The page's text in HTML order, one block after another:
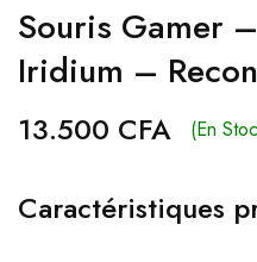
Souris Gamer
Iridium –
13.500 CFA (En
Caractéristiques